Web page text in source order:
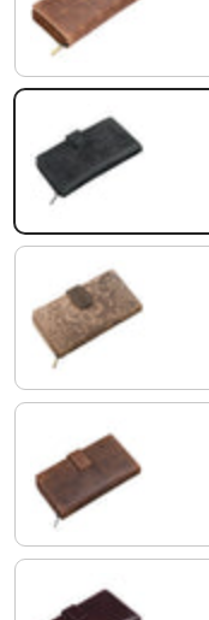
nevada - marrón
antracita
sepia - marrón
missouri - marrón